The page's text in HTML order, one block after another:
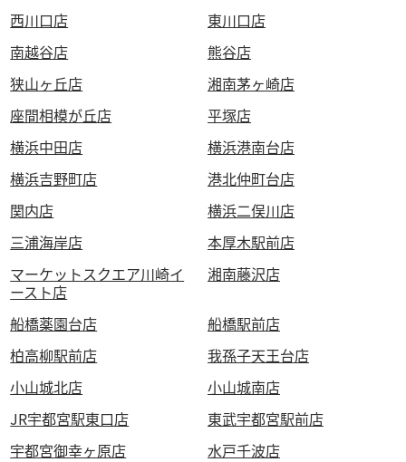
西川口店
東川口店
南越谷店
熊谷店
狭山ヶ丘店
湘南茅ヶ崎店
座間相模が丘店
平塚店
横浜中田店
横浜港南台店
横浜吉野町店
港北仲町台店
関内店
横浜二俣川店
三浦海岸店
本厚木駅前店
マーケットスクエア川崎イ
ースト店
湘南藤沢店
船橋薬園台店
船橋駅前店
柏高柳駅前店
我孫子天王台店
小山城北店
小山城南店
JR宇都宮駅東口店
東武宇都宮駅前店
宇都宮御幸ヶ原店
水戸千波店